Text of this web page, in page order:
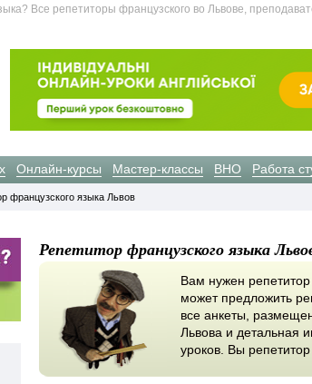
Все репетиторы французского во Львове,
Онлайн-курсы Мастер-классы ВНО Работа
французского языка Львов
Репетитор французского языка
Вам нужен
может предложить
все анкеты,
Львова и детальная
уроков. Вы